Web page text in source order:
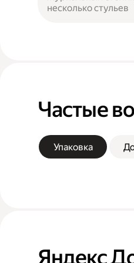
несколько стульев
Частые
Упаковка
Яндекс